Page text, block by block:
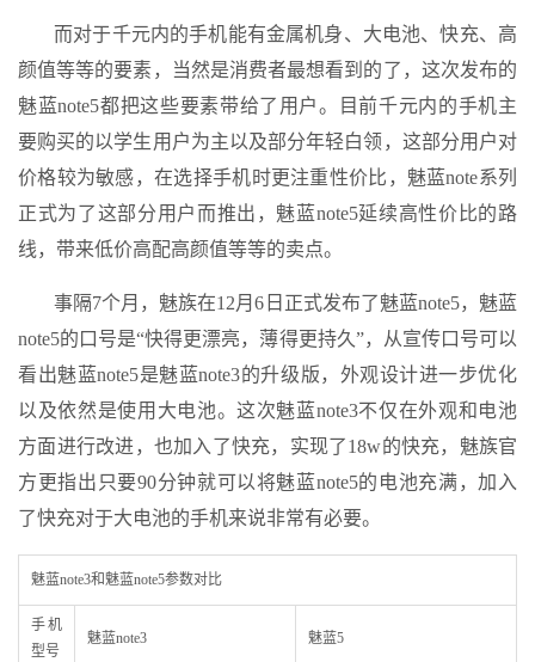
而对于千元内的手机能有金属机身、大电池、快充、高
颜值等等的要素，当然是消费者最想看到的了，这次发布的
魅蓝note5都把这些要素带给了用户。目前千元内的手机主
要购买的以学生用户为主以及部分年轻白领，这部分用户对
价格较为敏感，在选择手机时更注重性价比，魅蓝note系列
正式为了这部分用户而推出，魅蓝note5延续高性价比的路
线，带来低价高配高颜值等等的卖点。
事隔7个月，魅族在12月6日正式发布了魅蓝note5，魅蓝
note5的口号是“快得更漂亮，薄得更持久”，从宣传口号可以
看出魅蓝note5是魅蓝note3的升级版，外观设计进一步优化
以及依然是使用大电池。这次魅蓝note3不仅在外观和电池
方面进行改进，也加入了快充，实现了18w的快充，魅族官
方更指出只要90分钟就可以将魅蓝note5的电池充满，加入
了快充对于大电池的手机来说非常有必要。
魅蓝note3和魅蓝note5参数对比
手机
型号
魅蓝note3 魅蓝5